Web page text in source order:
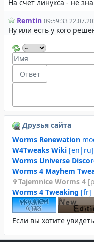
Друзья сайта
Worms Renewation
W4Tweaks Wiki [en|ru]
Worms Universe
Worms 4 Mayhem
Tajemnice Worms 4
Worms 4 Tweaking [fr]
Если вы хотите